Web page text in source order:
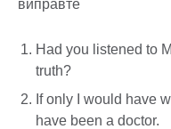
виправте
Had you listened to
truth?
If only I would have
have been a doctor.